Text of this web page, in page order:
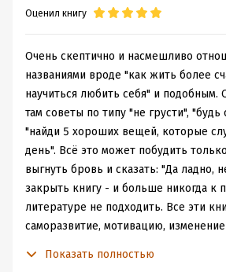
Оценил книгу
Очень скептично и насмешливо
названиями вроде "как жить более
научиться любить себя" и
там советы по типу "не грусти",
"найди 5 хороших вещей, которые
день". Всё это может побудить
выгнуть бровь и сказать: "Да ладно,
закрыть книгу - и больше никогда к
литературе не подходить. Все эти
саморазвитие, мотивацию,
Показать полностью